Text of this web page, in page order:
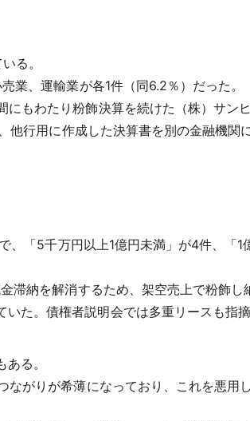
る。
業、運輸業が各1件（同6.2％）だった。
もわたり粉飾決算を続けた（株）サン
行用に作成した決算書を別の金融機関
「5千万円以上1億円未満」が4件、「1
滞納を解消するため、架空売上で粉飾し
た。債権者説明会では多重リースも指摘
る。
がりが希薄になっており、これを悪用